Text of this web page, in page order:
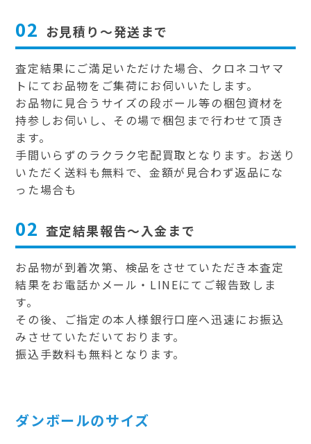
02 お見積り～発送まで
査定結果にご満足いただけた場合、クロネコヤマ
トにてお品物をご集荷にお伺いいたします。
お品物に見合うサイズの段ボール等の梱包資材を
持参しお伺いし、その場で梱包まで行わせて頂き
ます。
手間いらずのラクラク宅配買取となります。お送り
いただく送料も無料で、金額が見合わず返品にな
った場合も
02 査定結果報告～入金まで
お品物が到着次第、検品をさせていただき本査定
結果をお電話かメール・LINEにてご報告致しま
す。
その後、ご指定の本人様銀行口座へ迅速にお振込
みさせていただいております。
振込手数料も無料となります。
ダンボールのサイズ